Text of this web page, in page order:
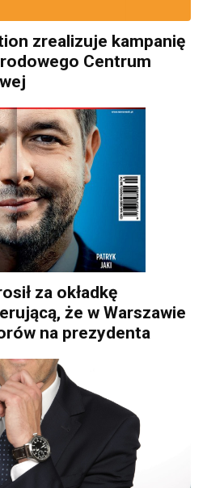
zrealizuje kampanię
Centrum
za okładkę
że w Warszawie
na prezydenta